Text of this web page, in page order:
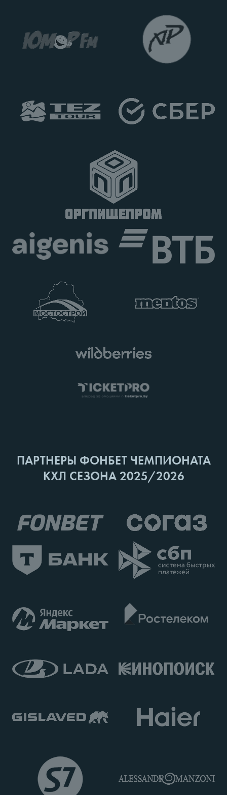
ПАРТНЕРЫ ФОНБЕТ ЧЕМПИОНАТА
КХЛ СЕЗОНА 2025/2026